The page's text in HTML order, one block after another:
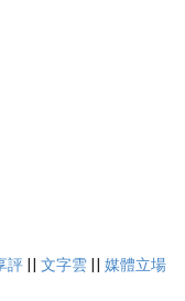
評 || 文字雲 || 媒體立場